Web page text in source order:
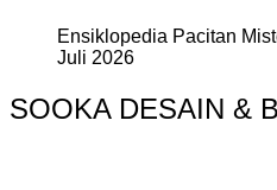
Ensiklopedia Pacitan
Juli 2026
SOOKA DESAIN &